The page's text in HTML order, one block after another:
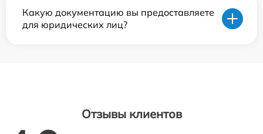
Какую документацию вы предоставляете
для юридических лиц?
Отзывы клиентов